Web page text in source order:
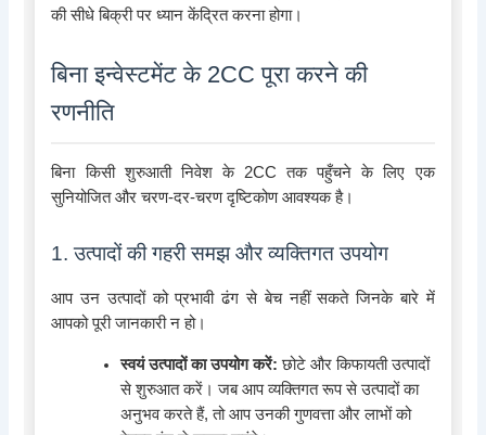
की सीधे बिक्री पर ध्यान केंद्रित करना होगा।
बिना इन्वेस्टमेंट के 2CC पूरा करने की
रणनीति
बिना किसी शुरुआती निवेश के 2CC तक पहुँचने के लिए एक
सुनियोजित और चरण-दर-चरण दृष्टिकोण आवश्यक है।
1. उत्पादों की गहरी समझ और व्यक्तिगत उपयोग
आप उन उत्पादों को प्रभावी ढंग से बेच नहीं सकते जिनके बारे में
आपको पूरी जानकारी न हो।
स्वयं उत्पादों का उपयोग करें: छोटे और किफायती उत्पादों
से शुरुआत करें। जब आप व्यक्तिगत रूप से उत्पादों का
अनुभव करते हैं, तो आप उनकी गुणवत्ता और लाभों को